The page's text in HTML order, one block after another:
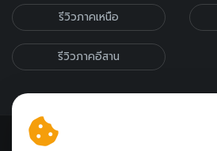
รีวิวภาคเหนือ
รีวิวภาคอีสาน